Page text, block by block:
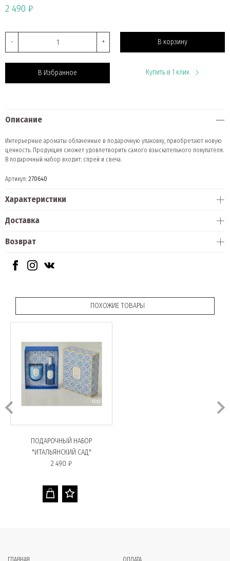
2 490 ₽
- + В корзину
В Избранное Купить в 1 клик
Описание
Интерьерные ароматы облаченные в подарочную упаковку, приобретают новую
ценность. Продукция сможет удовлетворить самого взыскательного покупателя.
В подарочный набор входит: спрей и свеча.
Артикул: 270640
Характеристики
Доставка
Возврат
ПОХОЖИЕ ТОВАРЫ
ПОДАРОЧНЫЙ НАБОР
"ИТАЛЬЯНСКИЙ САД"
2 490 ₽
ГЛАВНАЯ ОПЛАТА